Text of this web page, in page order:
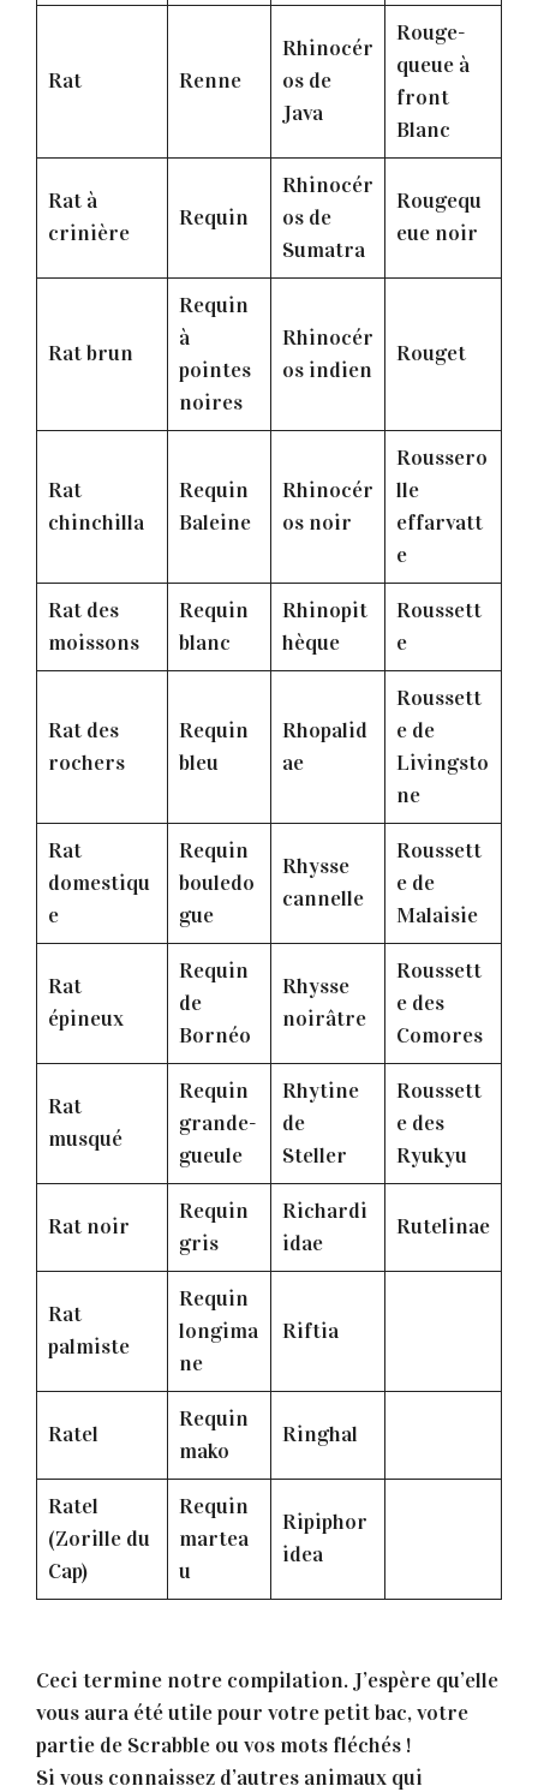
Rat Renne
Rhinocér
os de
Java
Rouge-
queue à
front
Blanc
Rat à
crinière
Requin
Rhinocér
os de
Sumatra
Rougequ
eue noir
Rat brun
Requin
à
pointes
noires
Rhinocér
os indien
Rouget
Rat
chinchilla
Requin
Baleine
Rhinocér
os noir
Roussero
lle
effarvatt
e
Rat des
moissons
Requin
blanc
Rhinopit
hèque
Roussett
e
Rat des
rochers
Requin
bleu
Rhopalid
ae
Roussett
e de
Livingsto
ne
Rat
domestiqu
e
Requin
bouledo
gue
Rhysse
cannelle
Roussett
e de
Malaisie
Rat
épineux
Requin
de
Bornéo
Rhysse
noirâtre
Roussett
e des
Comores
Rat
musqué
Requin
grande-
gueule
Rhytine
de
Steller
Roussett
e des
Ryukyu
Rat noir
Requin
gris
Richardi
idae
Rutelinae
Rat
palmiste
Requin
longima
ne
Riftia
Ratel
Requin
mako
Ringhal
Ratel
(Zorille du
Cap)
Requin
martea
u
Ripiphor
idea
Ceci termine notre compilation. J’espère qu’elle
vous aura été utile pour votre petit bac, votre
partie de Scrabble ou vos mots fléchés !
Si vous connaissez d’autres animaux qui